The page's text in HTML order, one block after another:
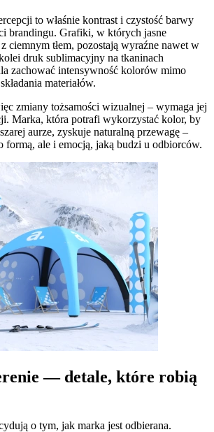
to właśnie kontrast i czystość barwy
brandingu. Grafiki, w których jasne
ciemnym tłem, pozostają wyraźne nawet w
druk sublimacyjny na tkaninach
zachować intensywność kolorów mimo
materiałów.
zmiany tożsamości wizualnej – wymaga jej
Marka, która potrafi wykorzystać kolor, by
aurze, zyskuje naturalną przewagę –
formą, ale i emocją, jaką budzi u odbiorców.
— detale, które robią
o tym, jak marka jest odbierana.